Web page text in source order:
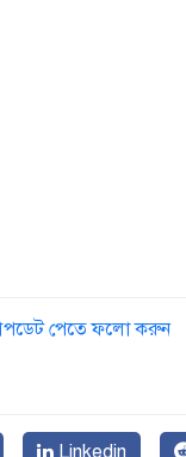
পেতে ফলো করুন
Linkedin